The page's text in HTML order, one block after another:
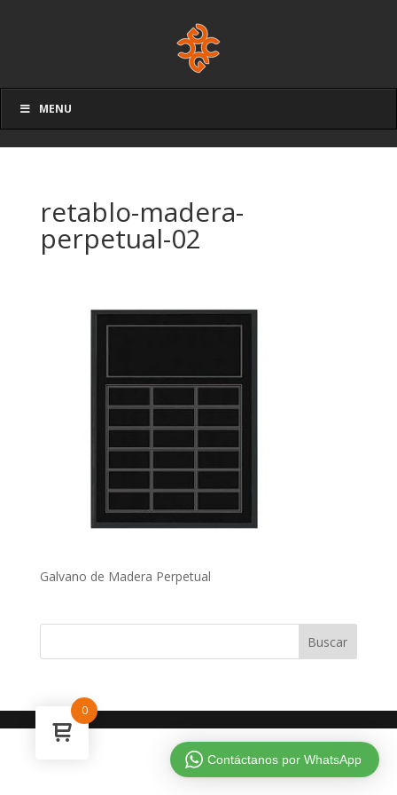
MENU
retablo-madera-
perpetual-02
Galvano de Madera Perpetual
0
Contáctanos por WhatsApp